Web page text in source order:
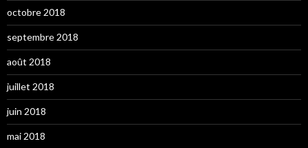
octobre 2018
septembre 2018
août 2018
juillet 2018
juin 2018
mai 2018